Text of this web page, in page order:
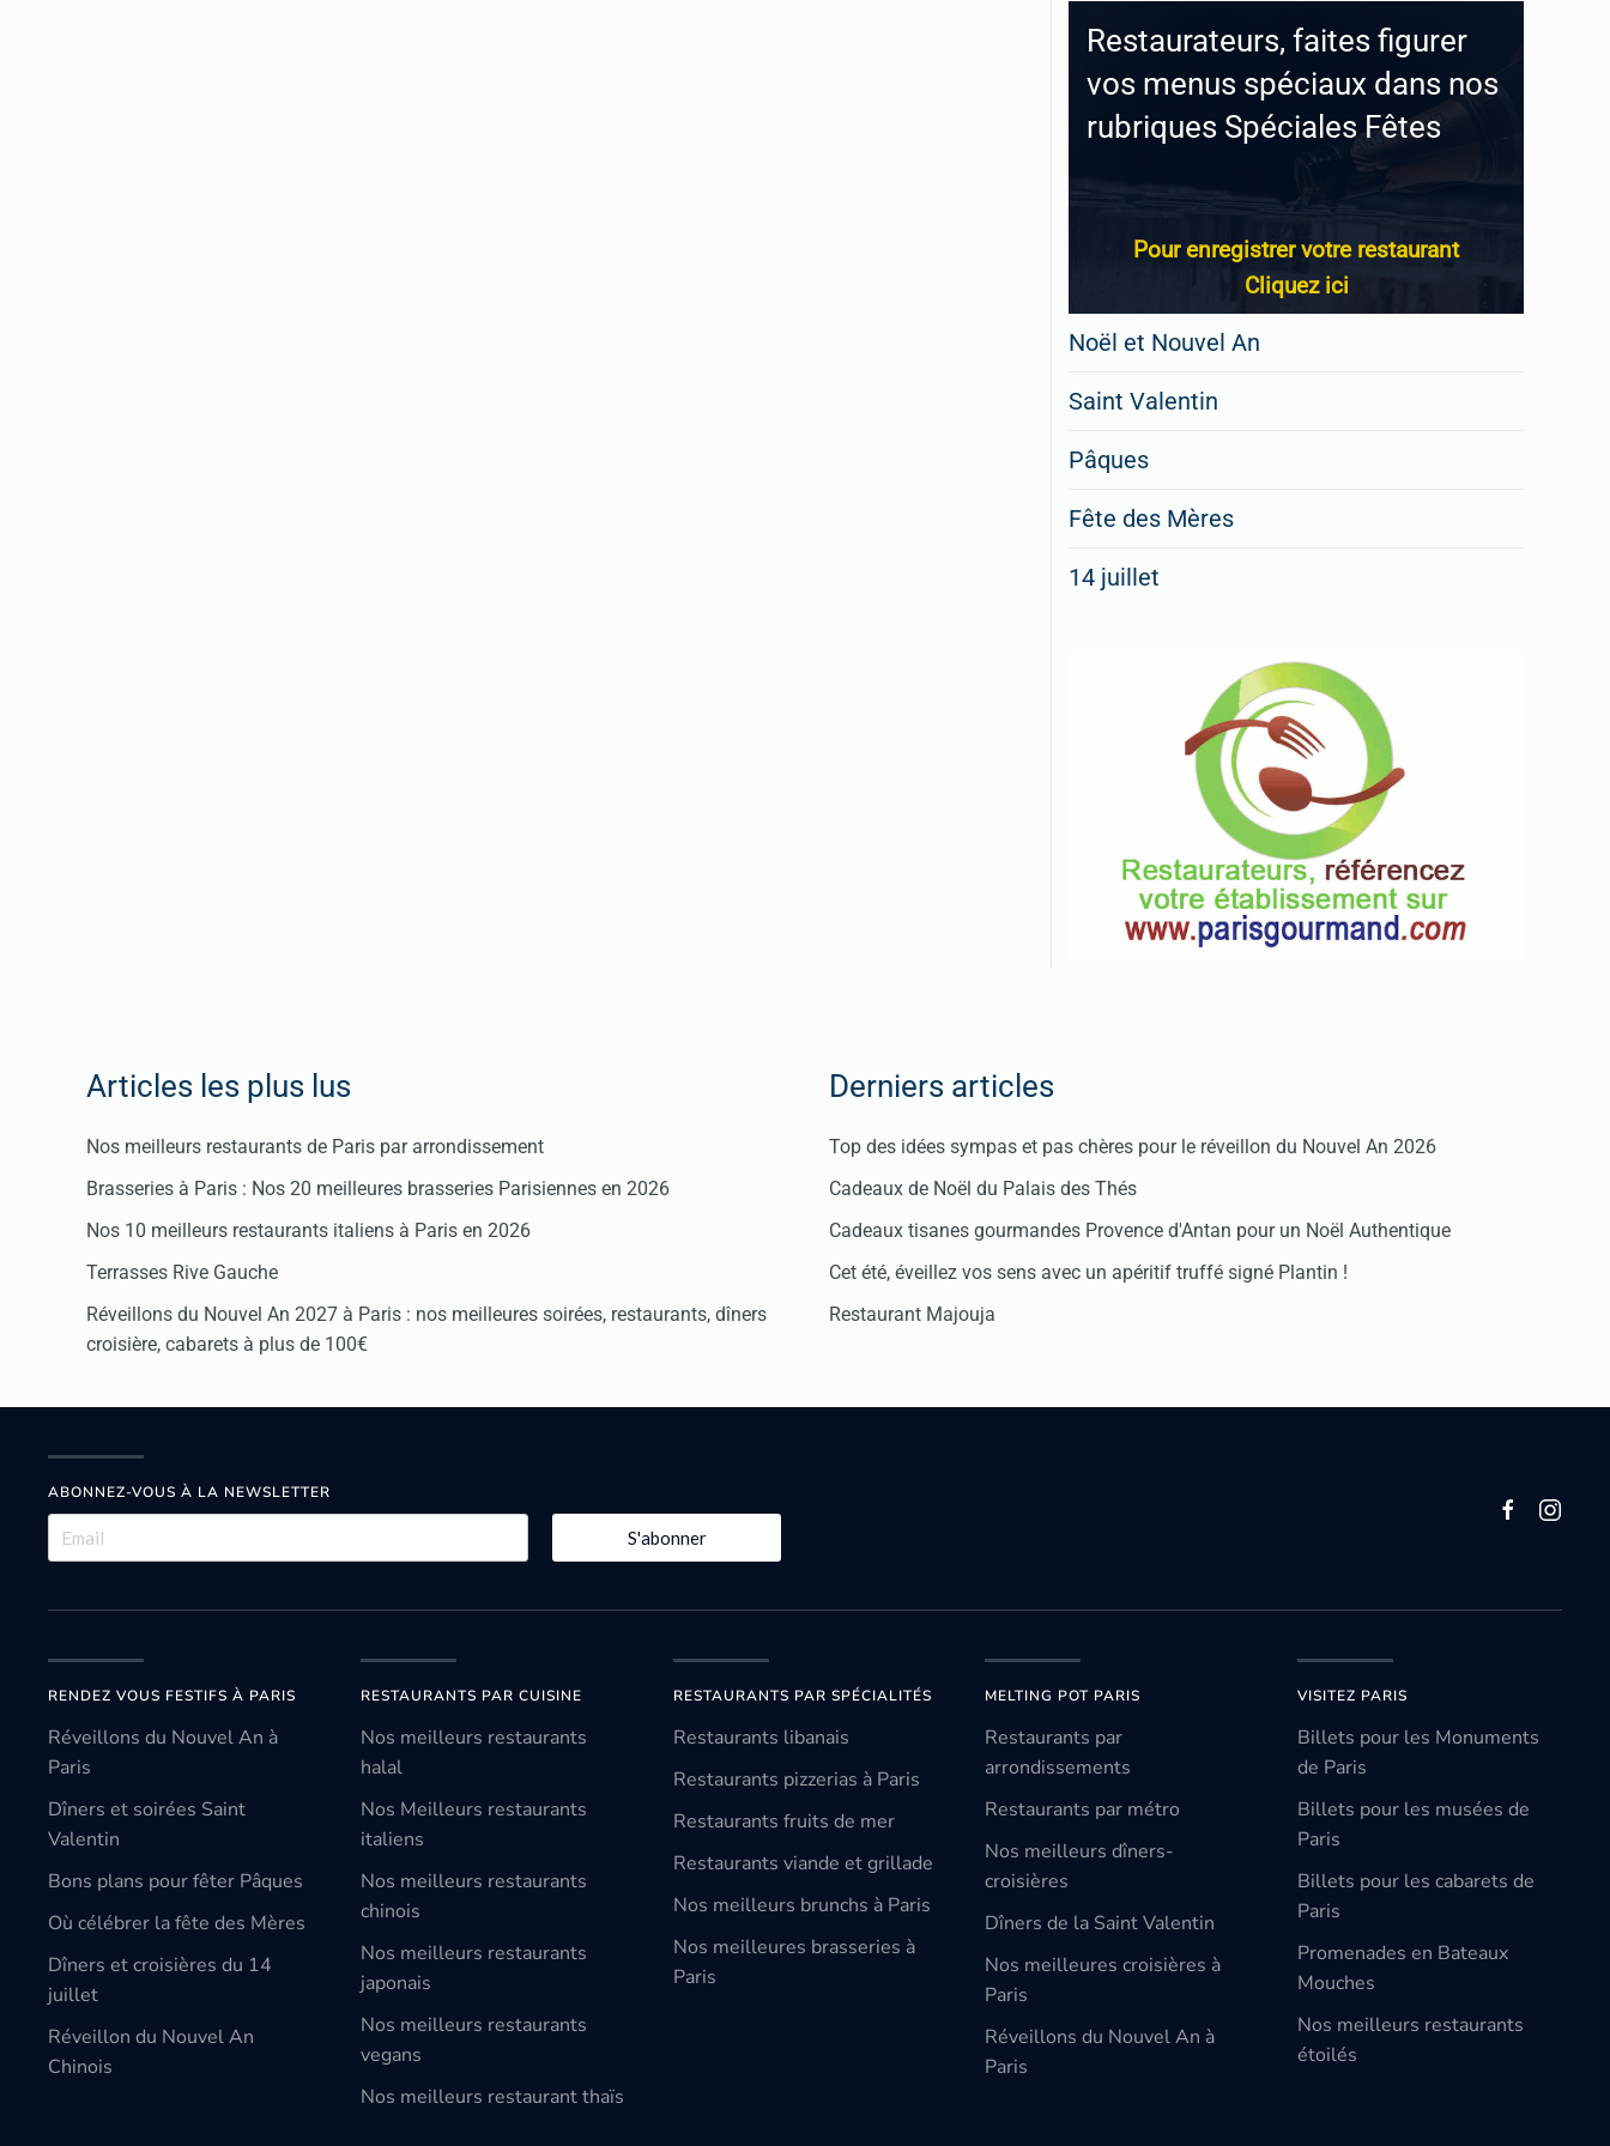
Restaurateurs, faites figurer
vos menus spéciaux dans nos
rubriques Spéciales Fêtes
Pour enregistrer votre restaurant
Cliquez ici
Noël et Nouvel An
Saint Valentin
Pâques
Fête des Mères
14 juillet
Articles les plus lus
Nos meilleurs restaurants de Paris par arrondissement
Brasseries à Paris : Nos 20 meilleures brasseries Parisiennes en 2026
Nos 10 meilleurs restaurants italiens à Paris en 2026
Terrasses Rive Gauche
Réveillons du Nouvel An 2027 à Paris : nos meilleures soirées, restaurants, dîners
croisière, cabarets à plus de 100€
Derniers articles
Top des idées sympas et pas chères pour le réveillon du Nouvel An 2026
Cadeaux de Noël du Palais des Thés
Cadeaux tisanes gourmandes Provence d'Antan pour un Noël Authentique
Cet été, éveillez vos sens avec un apéritif truffé signé Plantin !
Restaurant Majouja
ABONNEZ-VOUS À LA NEWSLETTER
S'abonner
RENDEZ VOUS FESTIFS À PARIS
Réveillons du Nouvel An à
Paris
Dîners et soirées Saint
Valentin
Bons plans pour fêter Pâques
Où célébrer la fête des Mères
Dîners et croisières du 14
juillet
Réveillon du Nouvel An
Chinois
RESTAURANTS PAR CUISINE
Nos meilleurs restaurants
halal
Nos Meilleurs restaurants
italiens
Nos meilleurs restaurants
chinois
Nos meilleurs restaurants
japonais
Nos meilleurs restaurants
vegans
Nos meilleurs restaurant thaïs
RESTAURANTS PAR SPÉCIALITÉS
Restaurants libanais
Restaurants pizzerias à Paris
Restaurants fruits de mer
Restaurants viande et grillade
Nos meilleurs brunchs à Paris
Nos meilleures brasseries à
Paris
MELTING POT PARIS
Restaurants par
arrondissements
Restaurants par métro
Nos meilleurs dîners-
croisières
Dîners de la Saint Valentin
Nos meilleures croisières à
Paris
Réveillons du Nouvel An à
Paris
VISITEZ PARIS
Billets pour les Monuments
de Paris
Billets pour les musées de
Paris
Billets pour les cabarets de
Paris
Promenades en Bateaux
Mouches
Nos meilleurs restaurants
étoilés